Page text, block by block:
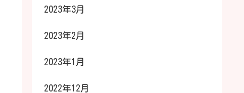
2023年3月
2023年2月
2023年1月
2022年12月